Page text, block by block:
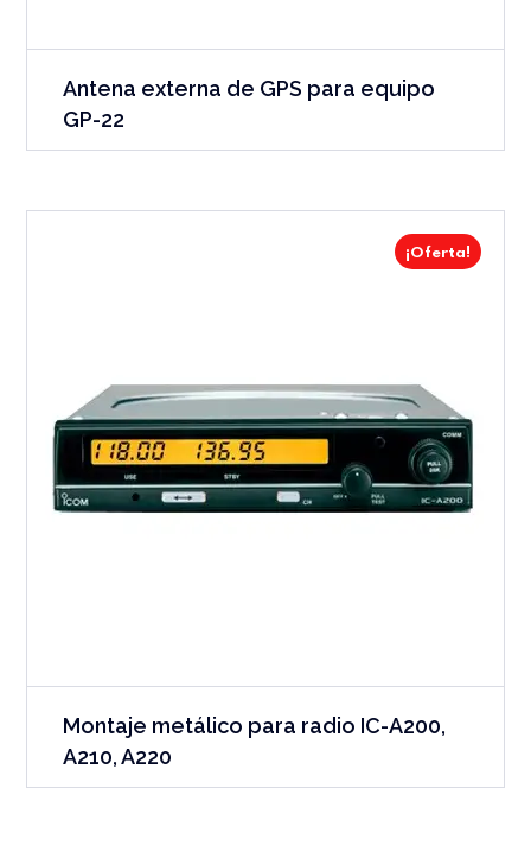
Antena externa de GPS para equipo
GP-22
¡Oferta!
Montaje metálico para radio IC-A200,
A210, A220